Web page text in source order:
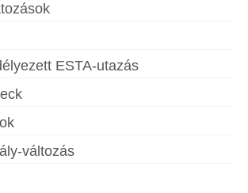
ESTA-utazás
változás